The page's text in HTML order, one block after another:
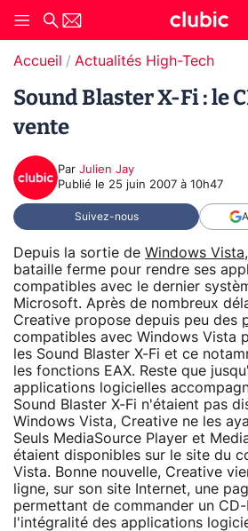
Accueil Actualités High-Tech
Sound Blaster X-Fi : le
vente
Par Julien Jay
Publié le 25 juin 2007 à 10h47
Suivez-nous
Depuis la sortie de Windows Vista
bataille ferme pour rendre ses
compatibles avec le dernier
Microsoft. Après de nombreux
Creative propose depuis peu des
compatibles avec Windows Vista
les Sound Blaster X-Fi et ce
les fonctions EAX. Reste que
applications logicielles
Sound Blaster X-Fi n'étaient pas
Windows Vista, Creative ne les
Seuls MediaSource Player et
étaient disponibles sur le site du
Vista. Bonne nouvelle, Creative
ligne, sur son site Internet, une
permettant de commander un
l'intégralité des applications